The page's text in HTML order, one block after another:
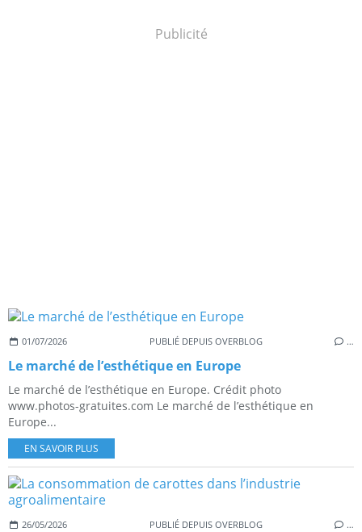
Publicité
01/07/2026 PUBLIÉ DEPUIS OVERBLOG …
Le marché de l’esthétique en Europe
Le marché de l’esthétique en Europe. Crédit photo
www.photos-gratuites.com Le marché de l’esthétique en
Europe...
EN SAVOIR PLUS
26/05/2026 PUBLIÉ DEPUIS OVERBLOG …